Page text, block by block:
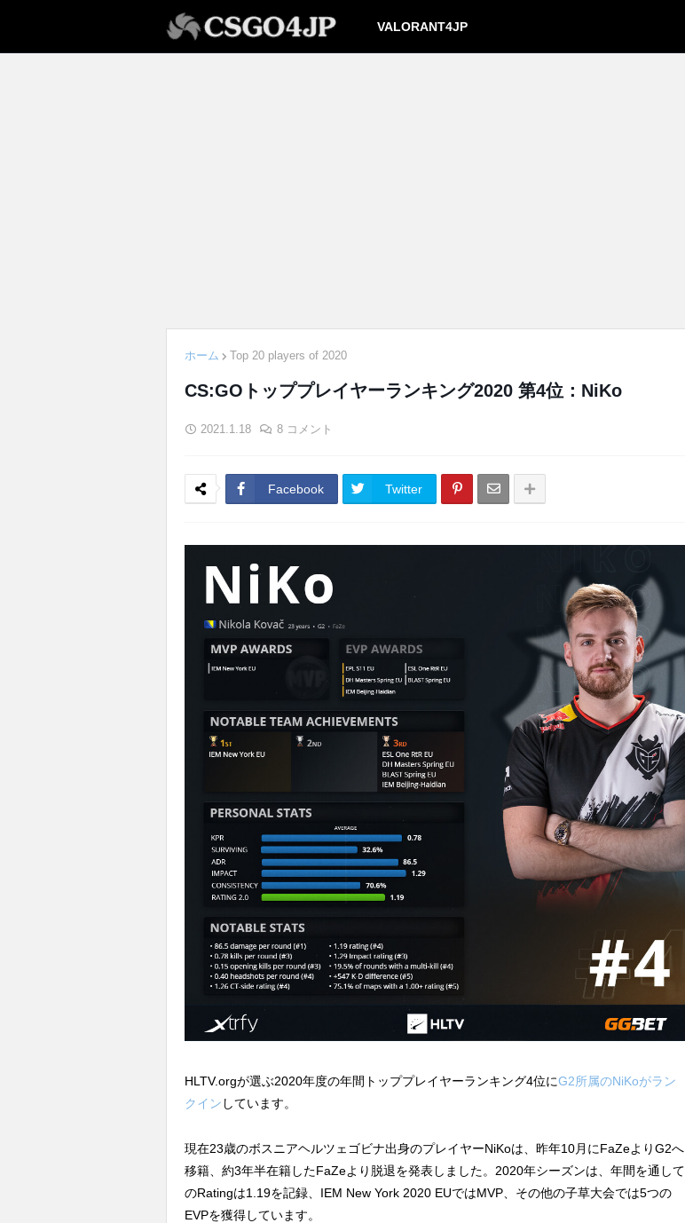
VALORANT4JP
ホーム Top 20 players of 2020
CS:GOトッププレイヤーランキング2020 第4位：NiKo
2021.1.18 8 コメント
Facebook Twitter
HLTV.orgが選ぶ2020年度の年間トッププレイヤーランキング4位にG2所属のNiKoがラン
クイン しています。
現在23歳のボスニアヘルツェゴビナ出身のプレイヤーNiKoは、昨年10月にFaZeよりG2へ
移籍、約3年半在籍したFaZeより脱退を発表しました。2020年シーズンは、年間を通して
のRatingは1.19を記録、IEM New York 2020 EUではMVP、その他の子草大会では5つの
EVPを獲得しています。